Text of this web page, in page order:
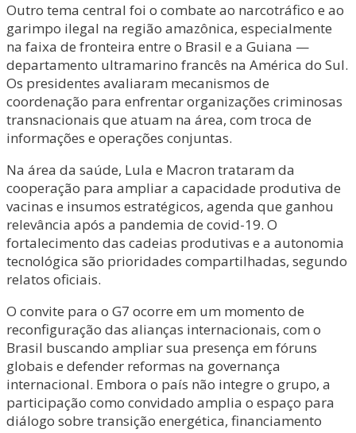
Outro tema central foi o combate ao narcotráfico e ao
garimpo ilegal na região amazônica, especialmente
na faixa de fronteira entre o Brasil e a Guiana —
departamento ultramarino francês na América do Sul.
Os presidentes avaliaram mecanismos de
coordenação para enfrentar organizações criminosas
transnacionais que atuam na área, com troca de
informações e operações conjuntas.
Na área da saúde, Lula e Macron trataram da
cooperação para ampliar a capacidade produtiva de
vacinas e insumos estratégicos, agenda que ganhou
relevância após a pandemia de covid-19. O
fortalecimento das cadeias produtivas e a autonomia
tecnológica são prioridades compartilhadas, segundo
relatos oficiais.
O convite para o G7 ocorre em um momento de
reconfiguração das alianças internacionais, com o
Brasil buscando ampliar sua presença em fóruns
globais e defender reformas na governança
internacional. Embora o país não integre o grupo, a
participação como convidado amplia o espaço para
diálogo sobre transição energética, financiamento